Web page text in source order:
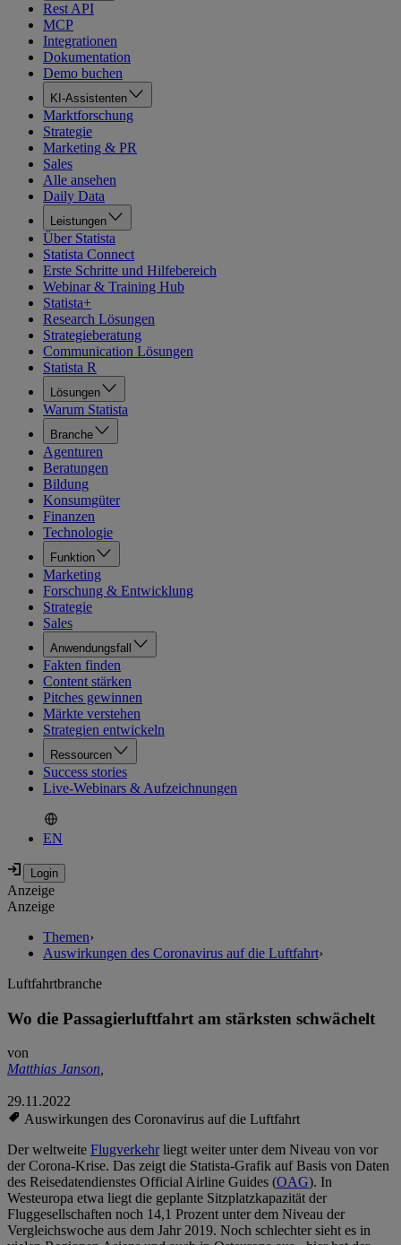
Rest API
MCP
Integrationen
Dokumentation
Demo buchen
KI-Assistenten
Marktforschung
Strategie
Marketing & PR
Sales
Alle ansehen
Daily Data
Leistungen
Über Statista
Statista Connect
Erste Schritte und Hilfebereich
Webinar & Training Hub
Statista+
Research Lösungen
Strategieberatung
Communication Lösungen
Statista R
Lösungen
Warum Statista
Branche
Agenturen
Beratungen
Bildung
Konsumgüter
Finanzen
Technologie
Funktion
Marketing
Forschung & Entwicklung
Strategie
Sales
Anwendungsfall
Fakten finden
Content stärken
Pitches gewinnen
Märkte verstehen
Strategien entwickeln
Ressourcen
Success stories
Live-Webinars & Aufzeichnungen
EN
Anzeige
Anzeige
Themen›
Auswirkungen des Coronavirus auf die Luftfahrt›
Luftfahrtbranche
Wo die Passagierluftfahrt am stärksten schwächelt
von
Matthias Janson,
29.11.2022
Auswirkungen des Coronavirus auf die Luftfahrt
Der weltweite Flugverkehrliegt weiter unter dem Niveau von vor
der Corona-Krise. Das zeigt die Statista-Grafik auf Basis von Daten
des Reisedatendienstes Official Airline Guides (OAG). In
Westeuropa etwa liegt die geplante Sitzplatzkapazität der
Fluggesellschaften noch 14,1 Prozent unter dem Niveau der
Vergleichswoche aus dem Jahr 2019. Noch schlechter sieht es in